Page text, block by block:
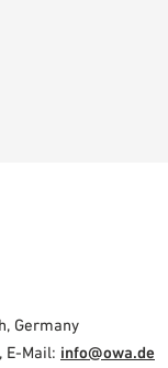
Germany
, E-Mail: info@owa.de